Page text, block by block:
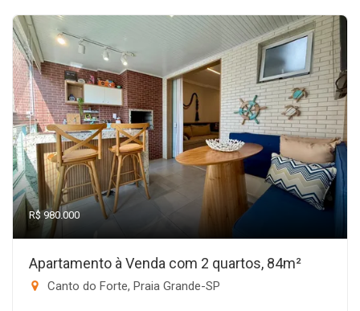
R$ 980.000
Apartamento à Venda com 2 quartos, 84m²
Canto do Forte, Praia Grande-SP